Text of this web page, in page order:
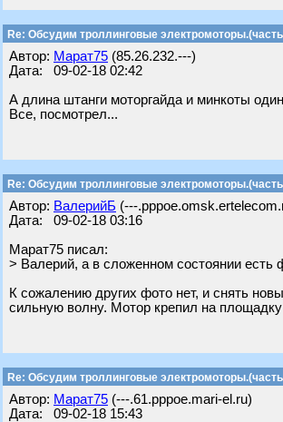
Re: Обсудим троллинговые
Автор: Марат75 (85.26.232.---)
Дата: 09-02-18 02:42
А длина штанги моторгайда и минкоты
Все, посмотрел...
Re: Обсудим троллинговые
Автор: ВалерийБ (---
Дата: 09-02-18 03:16
Марат75 писал:
> Валерий, а в сложенном состоянии есть
К сожалению других фото нет, и снять
сильную волну. Мотор крепил на
Re: Обсудим троллинговые
Автор: Марат75 (---.61.pppoe.mari-el.ru)
Дата: 09-02-18 15:43